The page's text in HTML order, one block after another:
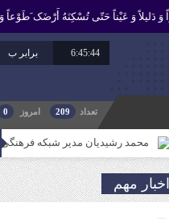
دَلیلاً وَ عَیْناً حَتّى تُسْکِنَهُ أَرْضَک َطَوْعاً وَ
6:45:45 برابر با : 23 - صفر - 1448
تعداد 209 امروز 0
شبکه فرهنگی مردمی نغمه های عشق
اخبار مهم